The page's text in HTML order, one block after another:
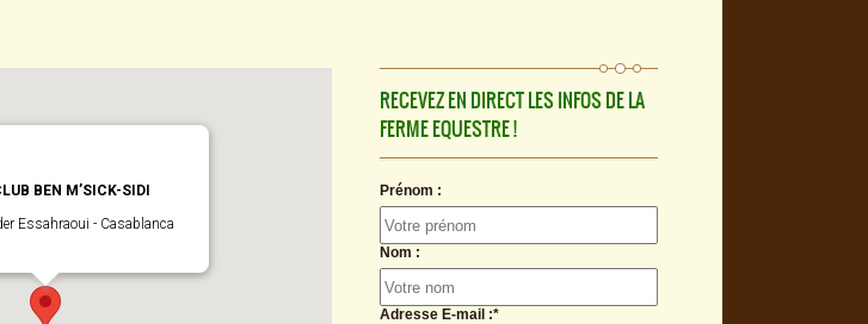
BEN M’SICK-SIDI
Essahraoui - Casablanca
RECEVEZ EN DIRECT LES INFOS DE LA
FERME EQUESTRE !
Prénom :
Nom :
Adresse E-mail :*